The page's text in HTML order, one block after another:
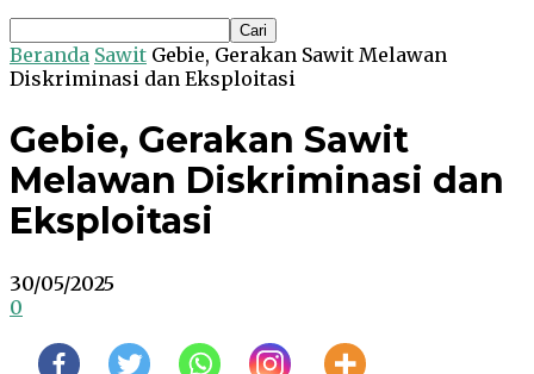
Beranda Sawit Gebie, Gerakan Sawit Melawan
Diskriminasi dan Eksploitasi
Gebie, Gerakan Sawit
Melawan Diskriminasi dan
Eksploitasi
30/05/2025
0